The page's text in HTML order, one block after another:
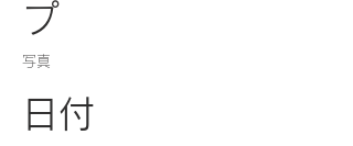
プ
写真
日付